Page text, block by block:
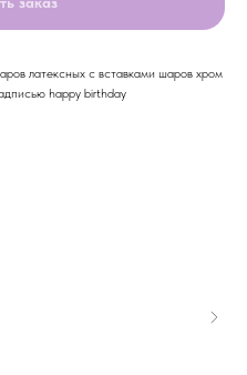
латексных с вставками шаров хром
happy birthday